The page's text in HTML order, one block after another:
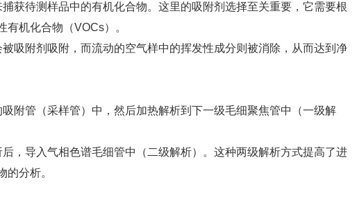
捕获待测样品中的有机化合物。这里的吸附剂选择至关重要，它需要根
机化合物（VOCs）。
吸附剂吸附，而流动的空气样中的挥发性成分则被消除，从而达到净
附管（采样管）中，然后加热解析到下一级毛细聚焦管中（一级解
，导入气相色谱毛细管中（二级解析）。这种两级解析方式提高了进
分析。